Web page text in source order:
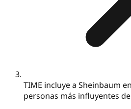
TIME incluye a Sheinbaum
personas más influyentes